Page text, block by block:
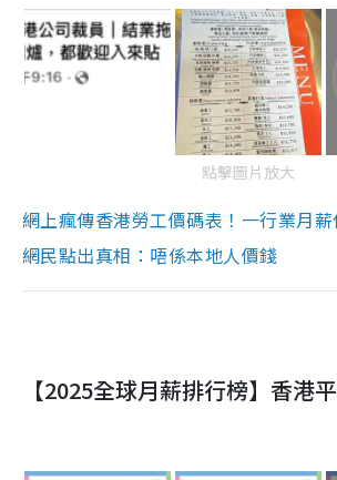
點擊圖片放大
網上瘋傳香港勞工價碼表！一行業月
網民點出真相：唔係本地人價錢
【2025全球月薪排行榜】香港